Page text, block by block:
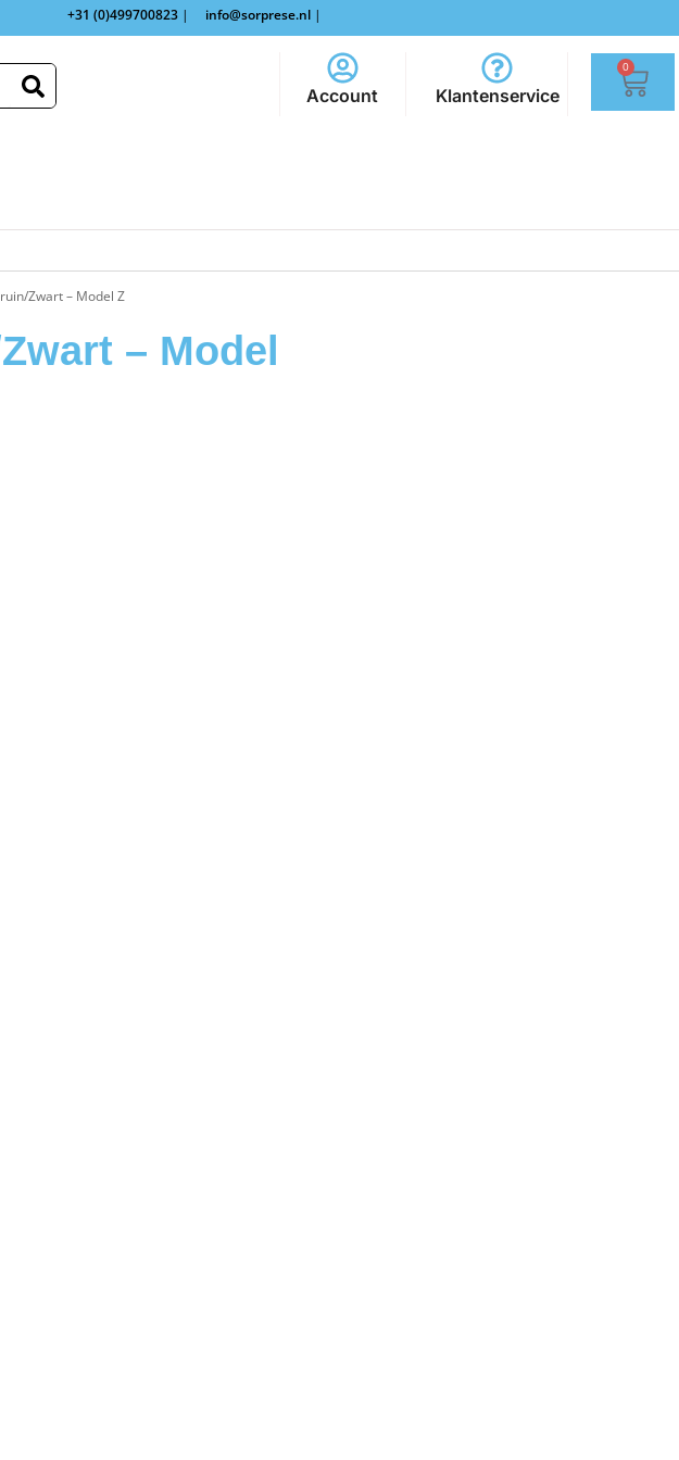
+31 (0)499700823 | info@sorprese.nl |
Account Klantenservice
0
Zwart – Model Z
– Model